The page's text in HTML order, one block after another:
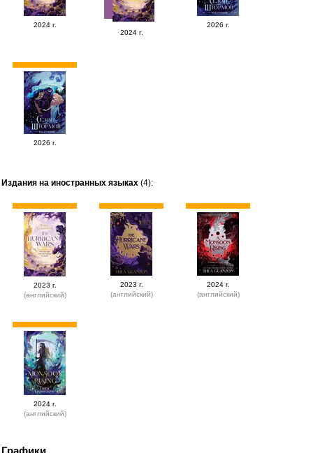
2024 г.
2024 г.
2026 г.
2026 г.
Издания на иностранных языках (4):
2023 г.
(английский)
2023 г.
(английский)
2024 г.
(английский)
2024 г.
(английский)